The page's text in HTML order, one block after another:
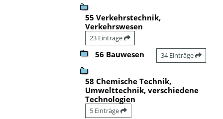
55 Verkehrstechnik,
Verkehrswesen
23 Einträge
56 Bauwesen 34 Einträge
58 Chemische Technik,
Umwelttechnik, verschiedene
Technologien
5 Einträge